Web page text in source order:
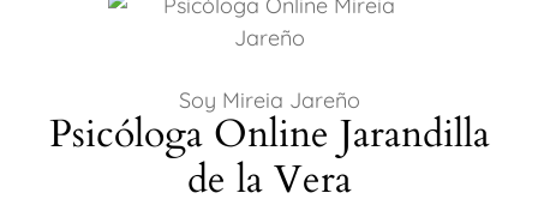
Soy Mireia Jareño
Psicóloga Online Jarandilla
de la Vera